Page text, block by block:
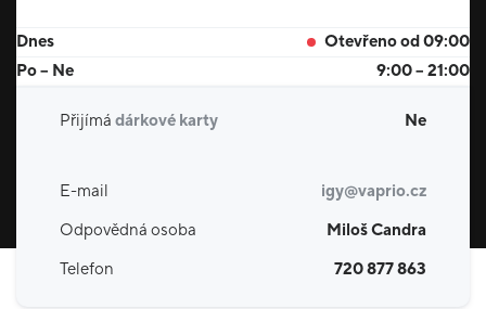
Dnes
Otevřeno od 09:00
Po – Ne
9:00 – 21:00
Přijímá dárkové karty Ne
E-mail
igy@vaprio.cz
Odpovědná osoba
Miloš Candra
Telefon
720 877 863